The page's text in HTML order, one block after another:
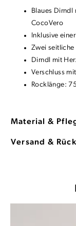
Blaues Dirndl
CocoVero
Inklusive
Zwei seitliche
Dirndl mit
Verschluss
Rocklänge:
Material &
Versand &